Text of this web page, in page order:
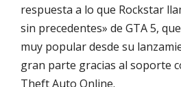
respuesta a lo que Rockstar
sin precedentes» de GTA 5,
muy popular desde su
gran parte gracias al soporte
Theft Auto Online.